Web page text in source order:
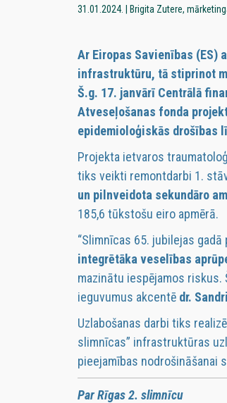
31.01.2024. | Brigita Zutere,
Ar Eiropas Savienības (ES)
infrastruktūru, tā stiprinot
Š.g. 17. janvārī Centrālā
Atveseļošanas fonda
epidemioloģiskās drošības
Projekta ietvaros
tiks veikti remontdarbi 1.
un pilnveidota sekundāro
185,6 tūkstošu eiro apmērā.
“Slimnīcas 65. jubilejas
integrētāka veselības
mazinātu iespējamos
ieguvumus akcentē dr.
Uzlabošanas darbi tiks
slimnīcas” infrastruktūras
pieejamības nodrošināšanai
Par Rīgas 2. slimnīcu